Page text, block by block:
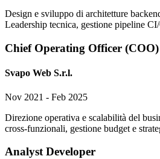
Design e sviluppo di architetture
Leadership tecnica, gestione pipeline
Chief Operating Officer (COO)
Svapo Web S.r.l.
Nov 2021 - Feb 2025
Direzione operativa e scalabilità del
cross-funzionali, gestione budget e
Analyst Developer